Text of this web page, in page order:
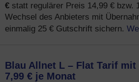
€ statt regulärer Preis 14,99 € bzw.
Wechsel des Anbieters mit
einmalig 25 € Gutschrift sichern.
Blau Allnet L – Flat Tarif mit
7,99 € je Monat